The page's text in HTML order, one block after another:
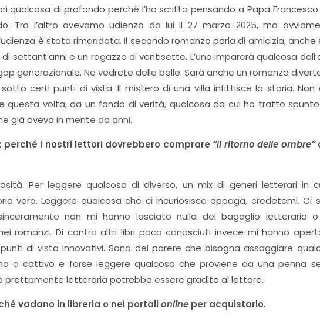
qualcosa di profondo perché l’ho scritta pensando a Papa
Tra l’altro avevamo udienza da lui Il 27 marzo 2025, ma
è stata rimandata. Il secondo romanzo parla di amicizia, anche
settant’anni e un ragazzo di ventisette. L’uno imparerà qualcosa
generazionale. Ne vedrete delle belle. Sarà anche un romanzo
certi punti di vista. Il mistero di una villa infittisce la storia. Non
questa volta, da un fondo di verità, qualcosa da cui ho tratto
già avevo in mente da anni.
perché i nostri lettori dovrebbero comprare “Il ritorno delle ombre”
Per leggere qualcosa di diverso, un mix di generi letterari in
vera. Leggere qualcosa che ci incuriosisce appaga, credetemi. Ci
non mi hanno lasciato nulla del bagaglio letterario
romanzi. Di contro altri libri poco conosciuti invece mi hanno
di vista innovativi. Sono del parere che bisogna assaggiare
o cattivo e forse leggere qualcosa che proviene da una penna
prettamente letteraria potrebbe essere gradito al lettore.
vadano in libreria o nei portalionlineper acquistarlo.